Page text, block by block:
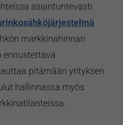
asiantuntevasti
markkinahinnan
ennustettava
pitämään yrityksen
hallinnassa myös